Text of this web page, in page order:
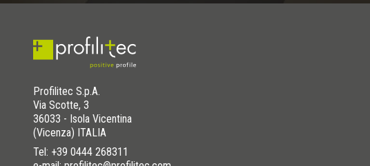
Profilitec S.p.A.
Via Scotte, 3
36033 - Isola Vicentina
(Vicenza) ITALIA
Tel: +39 0444 268311